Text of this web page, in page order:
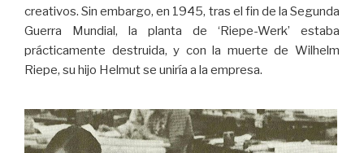
creativos. Sin embargo, en 1945, tras el fin de la Segunda
Guerra Mundial, la planta de ‘Riepe-Werk’ estaba
prácticamente destruida, y con la muerte de Wilhelm
Riepe, su hijo Helmut se uniría a la empresa.